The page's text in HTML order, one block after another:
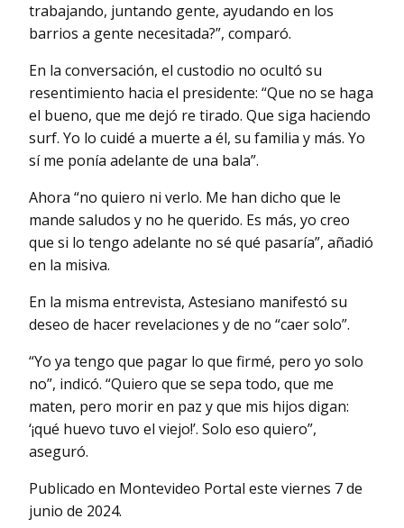
trabajando, juntando gente, ayudando en los
barrios a gente necesitada?”, comparó.
En la conversación, el custodio no ocultó su
resentimiento hacia el presidente: “Que no se haga
el bueno, que me dejó re tirado. Que siga haciendo
surf. Yo lo cuidé a muerte a él, su familia y más. Yo
sí me ponía adelante de una bala”.
Ahora “no quiero ni verlo. Me han dicho que le
mande saludos y no he querido. Es más, yo creo
que si lo tengo adelante no sé qué pasaría”, añadió
en la misiva.
En la misma entrevista, Astesiano manifestó su
deseo de hacer revelaciones y de no “caer solo”.
“Yo ya tengo que pagar lo que firmé, pero yo solo
no”, indicó. “Quiero que se sepa todo, que me
maten, pero morir en paz y que mis hijos digan:
‘¡qué huevo tuvo el viejo!’. Solo eso quiero”,
aseguró.
Publicado en Montevideo Portal este viernes 7 de
junio de 2024.